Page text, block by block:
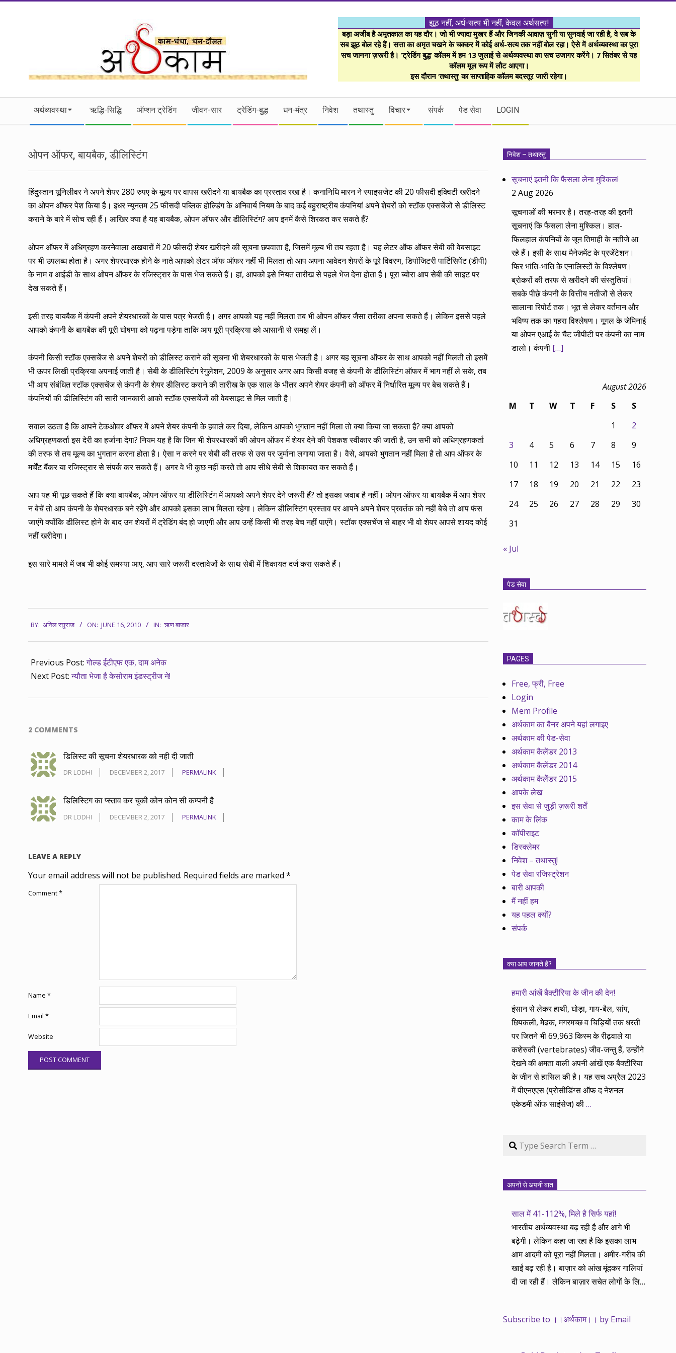
।।
अर्थकाम।।
BE
FINANCIALLY
CLEVER!
झूठ नहीं, अर्ध-सत्य भी नहीं, केवल अर्थसत्य!
बड़ा अजीब है अमृतकाल का यह दौर। जो भी ज्यादा मुखर हैं और जिनकी आवाज़ सुनी या सुनवाई जा रही है, वे सब के
सब झूठ बोल रहे हैं। सत्ता का अमृत चखने के चक्कर में कोई अर्ध-सत्य तक नहीं बोल रहा। ऐसे में अर्थव्यवस्था का पूरा
सच जानना ज़रूरी है। ‘ट्रेडिंग बुद्ध’ कॉलम में हम 13 जुलाई से अर्थव्यवस्था का सच उजागर करेंगे। 7 सितंबर से यह
कॉलम मूल रूप में लौट आएगा।
इस दौरान ‘तथास्तु’ का साप्ताहिक कॉलम बदस्तूर जारी रहेगा।
Secondary
अर्थव्यवस्था ऋद्धि-सिद्धि ऑप्शन ट्रेडिंग जीवन-सार ट्रेडिंग-बुद्ध धन-मंत्र निवेश तथास्तु विचार संपर्क पेड सेवा LOGIN
ओपन ऑफर, बायबैक, डीलिस्टिंग
हिंदुस्तान यूनिलीवर ने अपने शेयर 280 रुपए के मूल्य पर वापस खरीदने या बायबैक का प्रस्ताव रखा है। कनानिधि मारन ने स्पाइसजेट की 20 फीसदी इक्विटी खरीदने
का ओपन ऑफर पेश किया है। इधर न्यूनतम 25 फीसदी पब्लिक होल्डिंग के अनिवार्य नियम के बाद कई बहुराष्ट्रीय कंपनियां अपने शेयरों को स्टॉक एक्सचेंजों से डीलिस्ट
कराने के बारे में सोच रही हैं। आखिर क्या है यह बायबैक, ओपन ऑफर और डीलिस्टिंग? आप इनमें कैसे शिरकत कर सकते हैं?
ओपन ऑफर में अधिग्रहण करनेवाला अखबारों में 20 फीसदी शेयर खरीदने की सूचना छपवाता है, जिसमें मूल्य भी तय रहता है। यह लेटर ऑफ ऑफर सेबी की वेबसाइट
पर भी उपलब्ध होता है। अगर शेयरधारक होने के नाते आपको लेटर ऑफ ऑफर नहीं भी मिलता तो आप अपना आवेदन शेयरों के पूरे विवरण, डिपॉजिटरी पार्टिसिपेंट (डीपी)
के नाम व आईडी के साथ ओपन ऑफर के रजिस्ट्रार के पास भेज सकते हैं। हां, आपको इसे नियत तारीख से पहले भेज देना होता है। पूरा ब्योरा आप सेबी की साइट पर
देख सकते हैं।
इसी तरह बायबैक में कंपनी अपने शेयरधारकों के पास पत्र भेजती है। अगर आपको यह नहीं मिलता तब भी ओपन ऑफर जैसा तरीका अपना सकते हैं। लेकिन इससे पहले
आपको कंपनी के बायबैक की पूरी घोषणा को पढ़ना पड़ेगा ताकि आप पूरी प्रक्रिया को आसानी से समझ लें।
कंपनी किसी स्टॉक एक्सचेंज से अपने शेयरों को डीलिस्ट कराने की सूचना भी शेयरधारकों के पास भेजती है। अगर यह सूचना ऑफर के साथ आपको नहीं मिलती तो इसमें
भी ऊपर लिखी प्रक्रिया अपनाई जाती है। सेबी के डीलिस्टिंग रेगुलेशन, 2009 के अनुसार अगर आप किसी वजह से कंपनी के डीलिस्टिंग ऑफर में भाग नहीं ले सके, तब
भी आप संबंधित स्टॉक एक्सचेंज से कंपनी के शेयर डीलिस्ट कराने की तारीख के एक साल के भीतर अपने शेयर कंपनी को ऑफर में निर्धारित मूल्य पर बेच सकते हैं।
कंपनियों की डीलिस्टिंग की सारी जानकारी आको स्टॉक एक्सचेंजों की वेबसाइट से मिल जाती है।
सवाल उठता है कि आपने टेकओवर ऑफर में अपने शेयर कंपनी के हवाले कर दिया, लेकिन आपको भुगतान नहीं मिला तो क्या किया जा सकता है? क्या आपको
अधिग्रहणकर्ता इस देरी का हर्जाना देगा? नियम यह है कि जिन भी शेयरधारकों की ओपन ऑफर में शेयर देने की पेशकश स्वीकार की जाती है, उन सभी को अधिग्रहणकर्ता
की तरफ से तय मूल्य का भुगतान करना होता है। ऐसा न करने पर सेबी की तरफ से उस पर जुर्माना लगाया जाता है। वैसे, आपको भुगतान नहीं मिला है तो आप ऑफर के
मर्चेंट बैंकर या रजिस्ट्रार से संपर्क कर सकते हैं। अगर वे भी कुछ नहीं करते तो आप सीधे सेबी से शिकायत कर सकते हैं।
आप यह भी पूछ सकते हैं कि क्या बायबैक, ओपन ऑफर या डीलिस्टिंग में आपको अपने शेयर देने जरूरी हैं? तो इसका जवाब है नहीं। ओपन ऑफर या बायबैक में आप शेयर
न बेचें तो आप कंपनी के शेयरधारक बने रहेंगे और आपको इसका लाभ मिलता रहेगा। लेकिन डीलिस्टिंग प्रस्ताव पर आपने अपने शेयर प्रवर्तक को नहीं बेचे तो आप फंस
जाएंगे क्योंकि डीलिस्ट होने के बाद उन शेयरों में ट्रेडिंग बंद हो जाएगी और आप उन्हें किसी भी तरह बेच नहीं पाएंगे। स्टॉक एक्सचेंज से बाहर भी वो शेयर आपसे शायद कोई
नहीं खरीदेगा।
इस सारे मामले में जब भी कोई समस्या आए, आप सारे जरूरी दस्तावेजों के साथ सेबी में शिकायत दर्ज करा सकते हैं।
06-
16
BY: अनिल रघुराज ON: JUNE 16, 2010 IN: ऋण बाजार
Previous Post:गोल्ड ईटीएफ एक, दाम अनेक
Next Post:न्यौता भेजा है केसोराम इंडस्ट्रीज ने!
2 COMMENTS
डिलिस्ट की सूचना शेयरधारक को नही दी जाती
DR LODHI DECEMBER 2, 2017 PERMALINK
डिलिस्टिग का प्स्ताव कर चुकी कोन कोन सी कम्पनी है
DR LODHI DECEMBER 2, 2017 PERMALINK
LEAVE A REPLY
Your email address will not be published. Required fields are marked *
Comment*
Name *
Email *
Website
निवेश – तथास्तु
सूचनाएं इतनी कि फैसला लेना मुश्किल!
2 Aug 2026
सूचनाओं की भरमार है। तरह-तरह की इतनी
सूचनाएं कि फैसला लेना मुश्किल। हाल-
फिलहाल कंपनियों के जून तिमाही के नतीजे आ
रहे हैं। इसी के साथ मैनेजमेंट के प्रजेंटेशन।
फिर भांति-भांति के एनालिस्टों के विश्लेषण।
ब्रोकरों की तरफ से खरीदने की संस्तुतियां।
सबके पीछे कंपनी के वित्तीय नतीजों से लेकर
सालाना रिपोर्ट तक। भूत से लेकर वर्तमान और
भविष्य तक का गहरा विश्लेषण। गूगल के जेमिनाई
या ओपन एआई के चैट जीपीटी पर कंपनी का नाम
डालो। कंपनी […]
August 2026
M
T W T F S
S
1
2
3
4 5 6 7 8
9
10
11 12 13 14 15
16
17
18 19 20 21 22
23
24
25 26 27 28 29
30
31
« Jul
पेड सेवा
PAGES
Free, फ्री, Free
Login
Mem Profile
अर्थकाम का बैनर अपने यहां लगाइए
अर्थकाम की पेड-सेवा
अर्थकाम कैलेंडर 2013
अर्थकाम कैलेंडर 2014
अर्थकाम कैलेेंडर 2015
आपके लेख
इस सेवा से जुड़ी ज़रूरी शर्तें
काम के लिंक
कॉपीराइट
डिस्क्लेमर
निवेश – तथास्तु!
पेड सेवा रजिस्ट्रेशन
बारी आपकी
मैं नहीं हम
यह पहल क्यों?
संपर्क
क्या आप जानते हैं?
हमारी आंखें बैक्टीरिया के जीन की देन!
इंसान से लेकर हाथी, घोड़ा, गाय-बैल, सांप,
छिपकली, मेढक, मगरमच्छ व चिड़ियों तक धरती
पर जितने भी 69,963 किस्म के रीढ़वाले या
कशेरुकी (vertebrates) जीव-जन्तु हैं, उन्होंने
देखने की क्षमता वाली अपनी आंखें एक बैक्टीरिया
के जीन से हासिल की है। यह सच अप्रैल 2023
में पीएनएएस (प्रोसीडिंग्स ऑफ द नेशनल
एकेडमी ऑफ साइंसेज) की…
Search
अपनों से अपनी बात
साल में 41-112%, मिले है सिर्फ यहां!
भारतीय अर्थव्यवस्था बढ़ रही है और आगे भी
बढ़ेगी। लेकिन कहा जा रहा है कि इसका लाभ
आम आदमी को पूरा नहीं मिलता। अमीर-गरीब की
खाईं बढ़ रही है। बाज़ार को आंख मूंदकर गालियां
दी जा रही हैं। लेकिन बाज़ार सचेत लोगों के लिए
शुरू की है ताकि अर्थव्यवस्था, खासकर कंपनियों
Subscribe to ।।अर्थकाम।। by Email